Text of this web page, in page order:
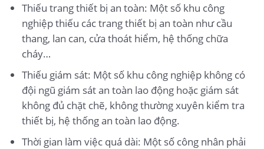
Thiếu trang thiết bị an toàn: Một số khu công
nghiệp thiếu các trang thiết bị an toàn như cầu
thang, lan can, cửa thoát hiểm, hệ thống chữa
cháy…
Thiếu giám sát: Một số khu công nghiệp không có
đội ngũ giám sát an toàn lao động hoặc giám sát
không đủ chặt chẽ, không thường xuyên kiểm tra
thiết bị, hệ thống an toàn lao động.
Thời gian làm việc quá dài: Một số công nhân phải